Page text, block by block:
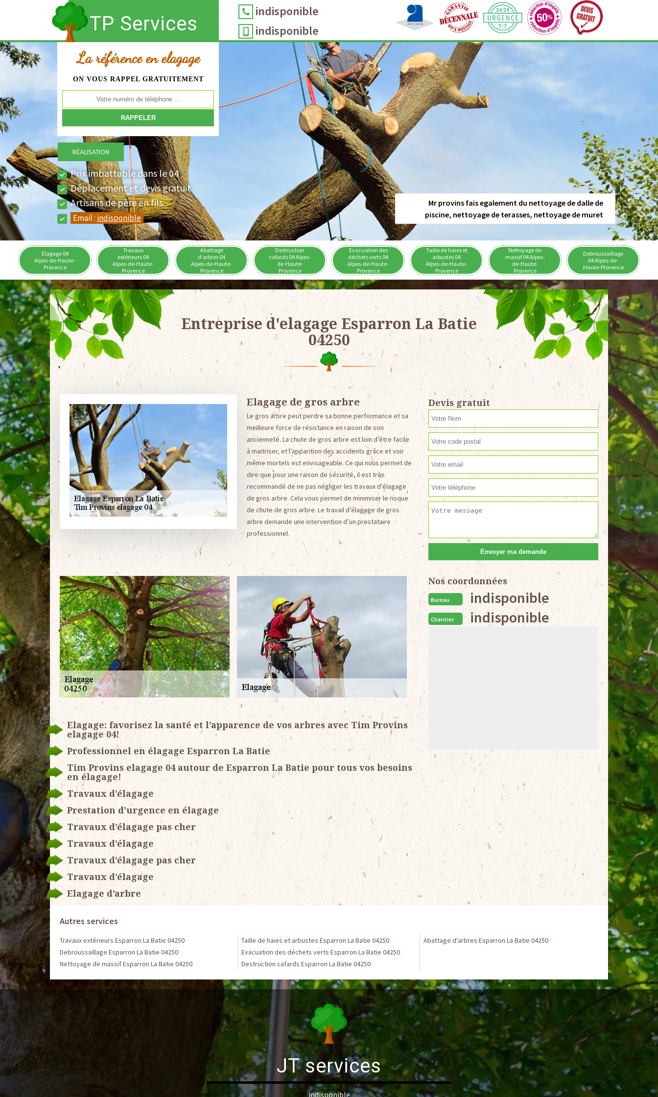
TP Services
indisponible
indisponible
La référence en elagage
ON VOUS RAPPEL GRATUITEMENT
RÉALISATION
Prix imbattable dans le 04
Déplacement et devis gratuit
Artisans de père en fils
Email : indisponible
Mr provins fais egalement du nettoyage de dalle de
piscine, nettoyage de terasses, nettoyage de muret
Elagage 04
Alpes-de-Haute-
Provence
Travaux
extérieurs 04
Alpes-de-Haute-
Provence
Abattage
d'arbres 04
Alpes-de-Haute-
Provence
Destruction
cafards 04 Alpes-
de-Haute-
Provence
Evacuation des
déchets verts 04
Alpes-de-Haute-
Provence
Taille de haies et
arbustes 04
Alpes-de-Haute-
Provence
Nettoyage de
massif 04 Alpes-
de-Haute-
Provence
Debroussaillage
04 Alpes-de-
Haute-Provence
Entreprise d'elagage Esparron La Batie
04250
Elagage de gros arbre
Le gros arbre peut perdre sa bonne performance et sa
meilleure force de résistance en raison de son
ancienneté. La chute de gros arbre est loin d’être facile
à maitriser, et l’apparition des accidents grâce et voir
même mortels est envisageable. Ce qui nous permet de
dire que pour une raison de sécurité, il est très
recommandé de ne pas négliger les travaux d’élagage
de gros arbre. Cela vous permet de minimiser le risque
de chute de gros arbre. Le travail d’élagage de gros
arbre demande une intervention d’un prestataire
professionnel.
Elagage: favorisez la santé et l’apparence de vos arbres avec Tim Provins
elagage 04!
Professionnel en élagage Esparron La Batie
Tim Provins elagage 04 autour de Esparron La Batie pour tous vos besoins
en élagage!
Travaux d’élagage
Prestation d’urgence en élagage
Travaux d’élagage pas cher
Travaux d’élagage
Travaux d’élagage pas cher
Travaux d’élagage
Elagage d’arbre
Devis gratuit
Nos coordonnées
Bureau indisponible
Chantier indisponible
Autres services
Travaux extérieurs Esparron La Batie 04250
Debroussaillage Esparron La Batie 04250
Nettoyage de massif Esparron La Batie 04250
Taille de haies et arbustes Esparron La Batie 04250
Evacuation des déchets verts Esparron La Batie 04250
Destruction cafards Esparron La Batie 04250
Abattage d'arbres Esparron La Batie 04250
JT services
indisponible